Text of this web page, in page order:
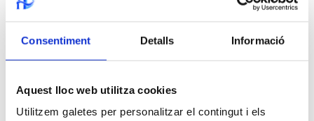
Consentiment Detalls Informació
Aquest lloc web utilitza cookies
Utilitzem galetes per personalitzar el contingut i els
També t'interessa...
2025-09-10